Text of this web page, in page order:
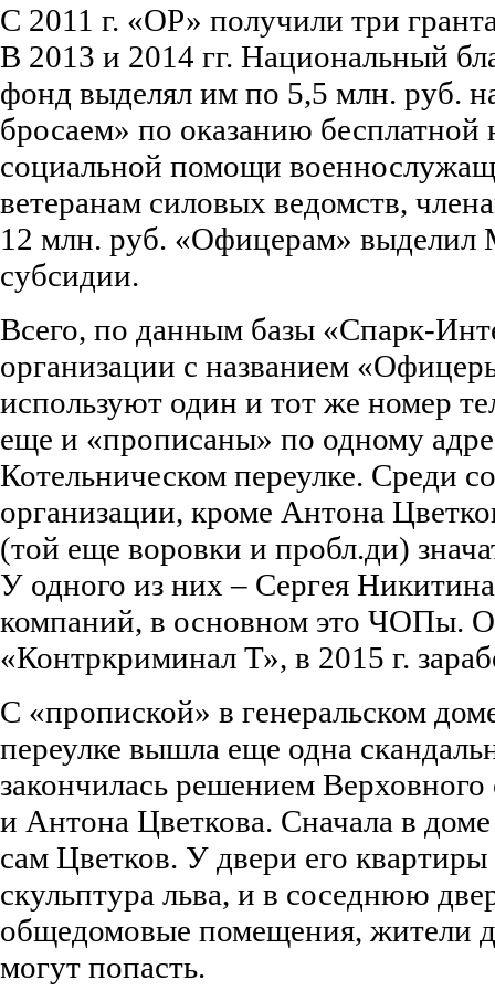
С 2011 г. «ОР» получили три
В 2013 и 2014 гг. Национальный
фонд выделял им по 5,5 млн. руб.
бросаем» по оказанию
социальной помощи
ветеранам силовых ведомств,
12 млн. руб. «Офицерам» выделил
субсидии.
Всего, по данным базы «Спарк-
организации с названием
используют один и тот же номер
еще и «прописаны» по одному
Котельническом переулке. Среди
организации, кроме Антона
(той еще воровки и пробл.ди)
У одного из них – Сергея
компаний, в основном это ЧОПы.
«Контркриминал Т», в 2015 г.
С «пропиской» в генеральском
переулке вышла еще одна
закончилась решением
и Антона Цветкова. Сначала в
сам Цветков. У двери его
скульптура льва, и в соседнюю
общедомовые помещения, жители
могут попасть.